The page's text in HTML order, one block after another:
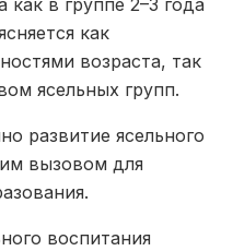
как
возраста, так
ясельных групп.
развитие ясельного
вызовом для
воспитания